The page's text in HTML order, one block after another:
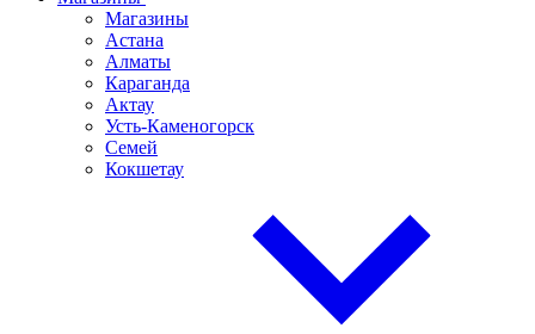
Магазины
Астана
Алматы
Караганда
Актау
Усть-Каменогорск
Семей
Кокшетау